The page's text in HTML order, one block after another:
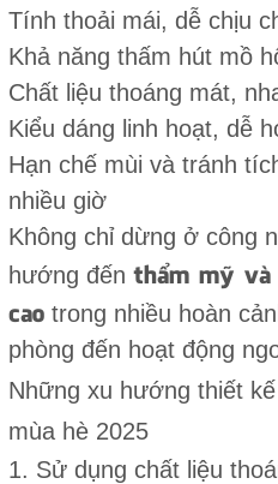
Tính thoải mái, dễ chịu
Khả năng thấm hút mồ
Chất liệu thoáng mát,
Kiểu dáng linh hoạt, dễ
Hạn chế mùi và tránh
nhiều giờ
Không chỉ dừng ở công
hướng đến thẩm mỹ và
caotrong nhiều hoàn
phòng đến hoạt động
Những xu hướng thiết
mùa hè 2025
1. Sử dụng chất liệu